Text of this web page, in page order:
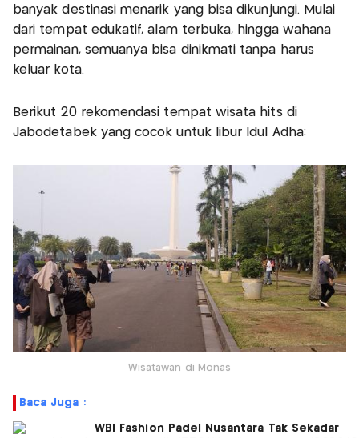
banyak destinasi menarik yang bisa dikunjungi. Mulai
dari tempat edukatif, alam terbuka, hingga wahana
permainan, semuanya bisa dinikmati tanpa harus
keluar kota.
Berikut 20 rekomendasi tempat wisata hits di
Jabodetabek yang cocok untuk libur Idul Adha:
Wisatawan di Monas
Baca Juga :
WBI Fashion Padel Nusantara Tak Sekadar